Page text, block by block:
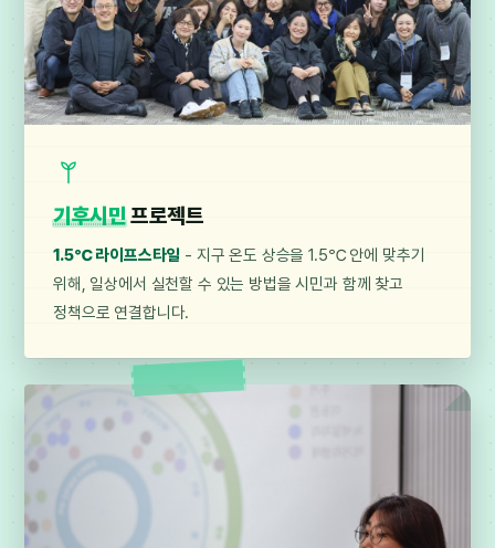
기후시민프로젝트
1.5℃ 라이프스타일 - 지구 온도 상승을 1.5℃ 안에 맞추기
위해, 일상에서 실천할 수 있는 방법을 시민과 함께 찾고
정책으로 연결합니다.